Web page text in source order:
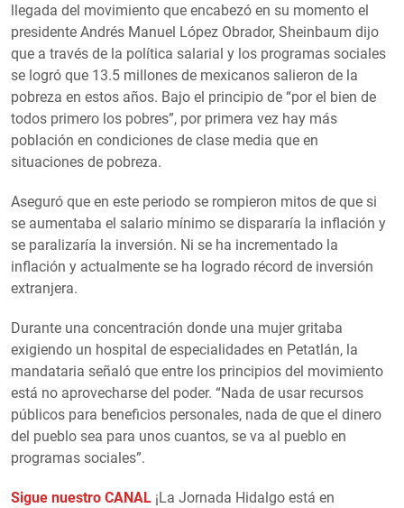
llegada del movimiento que encabezó en su momento el
presidente Andrés Manuel López Obrador, Sheinbaum dijo
que a través de la política salarial y los programas sociales
se logró que 13.5 millones de mexicanos salieron de la
pobreza en estos años. Bajo el principio de “por el bien de
todos primero los pobres”, por primera vez hay más
población en condiciones de clase media que en
situaciones de pobreza.
Aseguró que en este periodo se rompieron mitos de que si
se aumentaba el salario mínimo se dispararía la inflación y
se paralizaría la inversión. Ni se ha incrementado la
inflación y actualmente se ha logrado récord de inversión
extranjera.
Durante una concentración donde una mujer gritaba
exigiendo un hospital de especialidades en Petatlán, la
mandataria señaló que entre los principios del movimiento
está no aprovecharse del poder. “Nada de usar recursos
públicos para beneficios personales, nada de que el dinero
del pueblo sea para unos cuantos, se va al pueblo en
programas sociales”.
Sigue nuestro CANAL ¡La Jornada Hidalgo está en